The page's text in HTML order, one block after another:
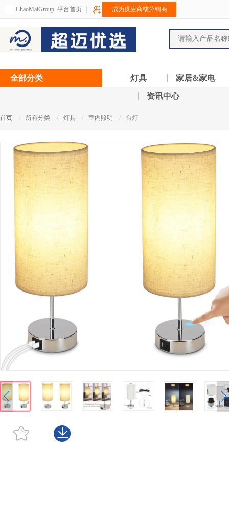
ChaoMaiGroup 平台首页 成为供应商或分销商
全部分类 灯具 家居&家电
资讯中心
首页 / 所有分类 / 灯具 / 室内照明 / 台灯